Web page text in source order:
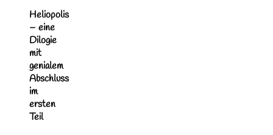
Heliopolis
– eine
Dilogie
mit
genialem
Abschluss
im
ersten
Teil